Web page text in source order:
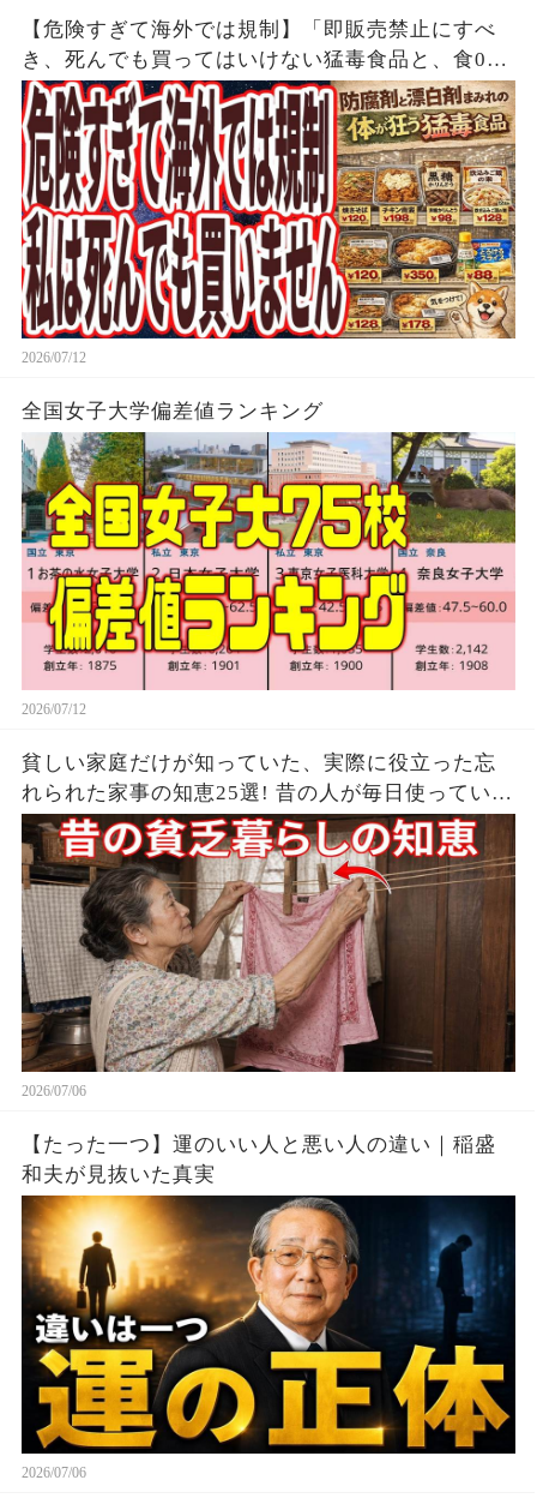
【危険すぎて海外では規制】「即販売禁止にすべ
き、死んでも買ってはいけない猛毒食品と、食00
円以下で買える なぜか報道されない天然の薬レ
ベルの神食品」
2026/07/12
全国女子大学偏差値ランキング
2026/07/12
貧しい家庭だけが知っていた、実際に役立った忘
れられた家事の知恵25選! 昔の人が毎日使ってい
た、貧しい家庭の節約の知恵
2026/07/06
【たった一つ】運のいい人と悪い人の違い｜稲盛
和夫が見抜いた真実
2026/07/06